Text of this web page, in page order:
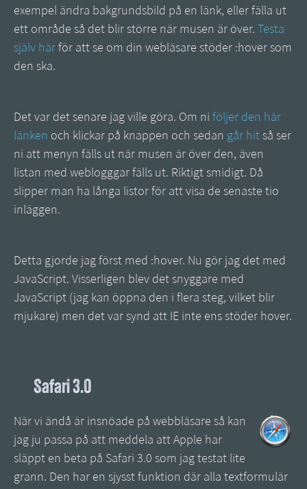
exempel ändra bakgrundsbild på en länk, eller fälla ut
ett område så det blir större när musen är över. Testa
själv här för att se om din webläsare stöder :hover som
den ska.
Det var det senare jag ville göra. Om ni följer den här
länken och klickar på knappen och sedan går hit så ser
ni att menyn fälls ut när musen är över den, även
listan med weblogggar fälls ut. Riktigt smidigt. Då
slipper man ha långa listor för att visa de senaste tio
inläggen.
Detta gjorde jag först med :hover. Nu gör jag det med
JavaScript. Visserligen blev det snyggare med
JavaScript (jag kan öppna den i flera steg, vilket blir
mjukare) men det var synd att IE inte ens stöder hover.
Safari 3.0
När vi ändå är insnöade på webbläsare så kan
jag ju passa på att meddela att Apple har
släppt en beta på Safari 3.0 som jag testat lite
grann. Den har en sjysst funktion där alla textformulär